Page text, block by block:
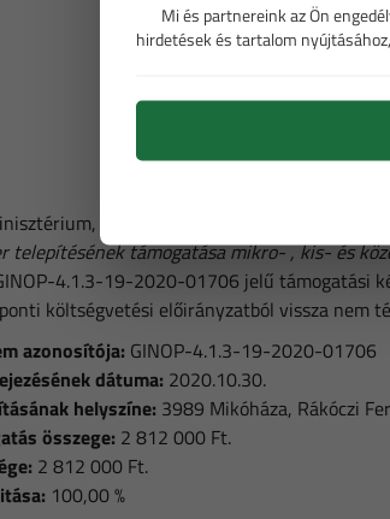
mint Támogató által kiadott:
telepítésének támogatása mikro- , kis- és
4.1.3-19-2020-01706 jelű támogatási
költségvetési előirányzatból vissza nem
azonosítója: GINOP-4.1.3-19-2020-01706
dátuma: 2020.10.30.
helyszíne: 3989 Mikóháza, Rákóczi
összege: 2 812 000 Ft.
2 812 000 Ft.
100,00 %
Mi és partnereink az Ön
hirdetések és tartalom